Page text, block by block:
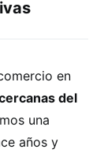
en
del
una
años y